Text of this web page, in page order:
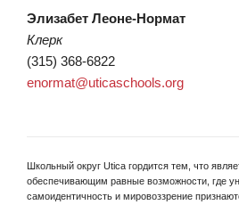
Элизабет Леоне-Нормат
Клерк
(315) 368-6822
enormat@uticaschools.org
Школьный округ Utica гордится тем, что
обеспечивающим равные возможности, где
самоидентичность и мировоззрение